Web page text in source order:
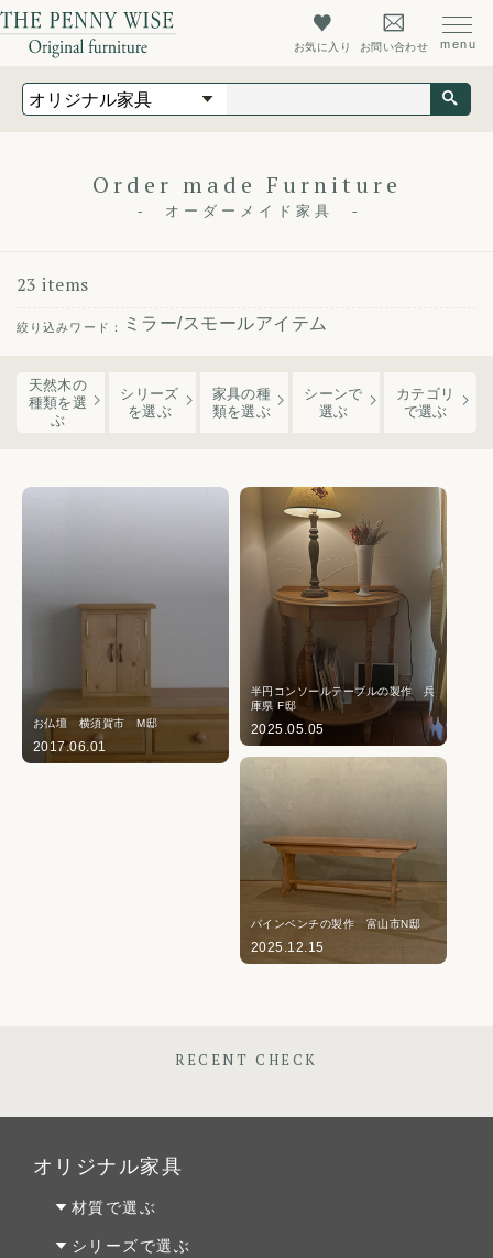
お気に入り お問い合わせ
オリジナル家具
よくあるご質問
会社概要
Order made Furniture
オーダーメイド家具
23 items
ミラー/スモールアイテム
天然木の
種類を選
ぶ
シリーズ
を選ぶ
家具の種
類を選ぶ
シーンで
選ぶ
カテゴリ
で選ぶ
お仏壇 横須賀市 M邸
2017.06.01
半円コンソールテーブルの製作 兵
庫県 F邸
2025.05.05
パインベンチの製作 富山市N邸
2025.12.15
RECENT CHECK
オリジナル家具
材質で選ぶ
オーク材
シリーズで選ぶ